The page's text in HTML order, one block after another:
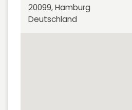
20099, Hamburg
Deutschland